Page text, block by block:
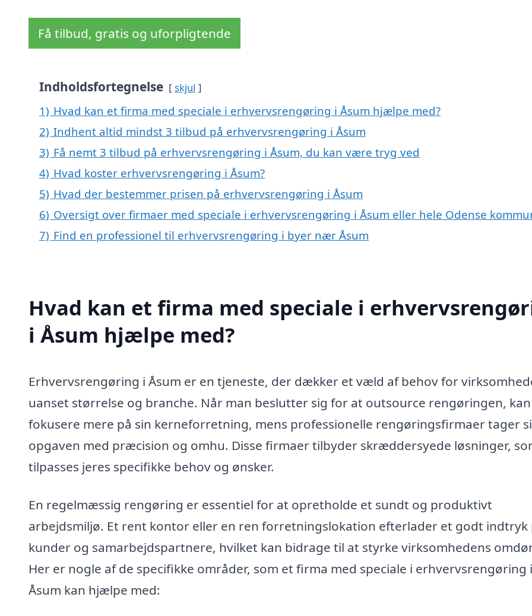
Få tilbud, gratis og uforpligtende
Indholdsfortegnelse skjul
1) Hvad kan et firma med speciale i erhvervsrengøring i Åsum hjælpe med?
2) Indhent altid mindst 3 tilbud på erhvervsrengøring i Åsum
3) Få nemt 3 tilbud på erhvervsrengøring i Åsum, du kan være tryg ved
4) Hvad koster erhvervsrengøring i Åsum?
5) Hvad der bestemmer prisen på erhvervsrengøring i Åsum
6) Oversigt over firmaer med speciale i erhvervsrengøring i Åsum eller hele Odense
7) Find en professionel til erhvervsrengøring i byer nær Åsum
Hvad kan et firma med speciale i
i Åsum hjælpe med?
Erhvervsrengøring i Åsum er en tjeneste, der dækker et væld af behov for
uanset størrelse og branche. Når man beslutter sig for at outsource rengøringen,
fokusere mere på sin kerneforretning, mens professionelle rengøringsfirmaer tager
opgaven med præcision og omhu. Disse firmaer tilbyder skræddersyede løsninger,
tilpasses jeres specifikke behov og ønsker.
En regelmæssig rengøring er essentiel for at opretholde et sundt og produktivt
arbejdsmiljø. Et rent kontor eller en ren forretningslokation efterlader et godt indtryk
kunder og samarbejdspartnere, hvilket kan bidrage til at styrke virksomhedens
Her er nogle af de specifikke områder, som et firma med speciale i erhvervsrengøring i
Åsum kan hjælpe med: